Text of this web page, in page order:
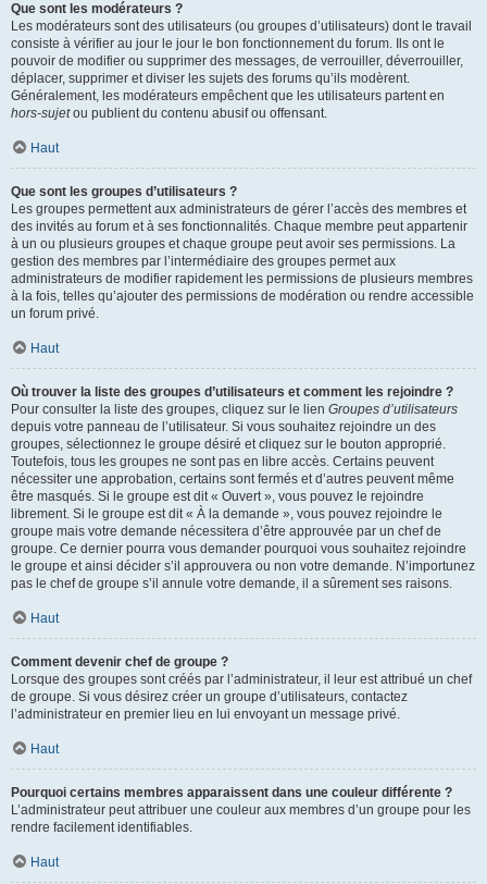
Que sont les modérateurs ?
Les modérateurs sont des utilisateurs (ou groupes d’utilisateurs) dont le travail
consiste à vérifier au jour le jour le bon fonctionnement du forum. Ils ont le
pouvoir de modifier ou supprimer des messages, de verrouiller, déverrouiller,
déplacer, supprimer et diviser les sujets des forums qu’ils modèrent.
Généralement, les modérateurs empêchent que les utilisateurs partent en
hors-sujetou publient du contenu abusif ou offensant.
Haut
Que sont les groupes d’utilisateurs ?
Les groupes permettent aux administrateurs de gérer l’accès des membres et
des invités au forum et à ses fonctionnalités. Chaque membre peut appartenir
à un ou plusieurs groupes et chaque groupe peut avoir ses permissions. La
gestion des membres par l’intermédiaire des groupes permet aux
administrateurs de modifier rapidement les permissions de plusieurs membres
à la fois, telles qu’ajouter des permissions de modération ou rendre accessible
un forum privé.
Haut
Où trouver la liste des groupes d’utilisateurs et comment les rejoindre ?
Pour consulter la liste des groupes, cliquez sur le lien Groupes d’utilisateurs
depuis votre panneau de l’utilisateur. Si vous souhaitez rejoindre un des
groupes, sélectionnez le groupe désiré et cliquez sur le bouton approprié.
Toutefois, tous les groupes ne sont pas en libre accès. Certains peuvent
nécessiter une approbation, certains sont fermés et d’autres peuvent même
être masqués. Si le groupe est dit « Ouvert », vous pouvez le rejoindre
librement. Si le groupe est dit « À la demande », vous pouvez rejoindre le
groupe mais votre demande nécessitera d’être approuvée par un chef de
groupe. Ce dernier pourra vous demander pourquoi vous souhaitez rejoindre
le groupe et ainsi décider s’il approuvera ou non votre demande. N’importunez
pas le chef de groupe s’il annule votre demande, il a sûrement ses raisons.
Haut
Comment devenir chef de groupe ?
Lorsque des groupes sont créés par l’administrateur, il leur est attribué un chef
de groupe. Si vous désirez créer un groupe d’utilisateurs, contactez
l’administrateur en premier lieu en lui envoyant un message privé.
Haut
Pourquoi certains membres apparaissent dans une couleur différente ?
L’administrateur peut attribuer une couleur aux membres d’un groupe pour les
rendre facilement identifiables.
Haut